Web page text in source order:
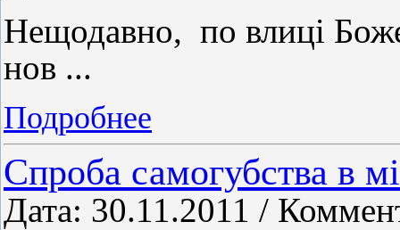
Нещодавно, по влиці
нов ...
Подробнее
Спроба самогубства в
Дата: 30.11.2011 /